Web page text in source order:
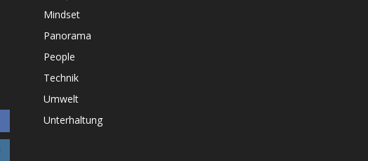
Mindset
Panorama
People
Technik
Umwelt
Unterhaltung